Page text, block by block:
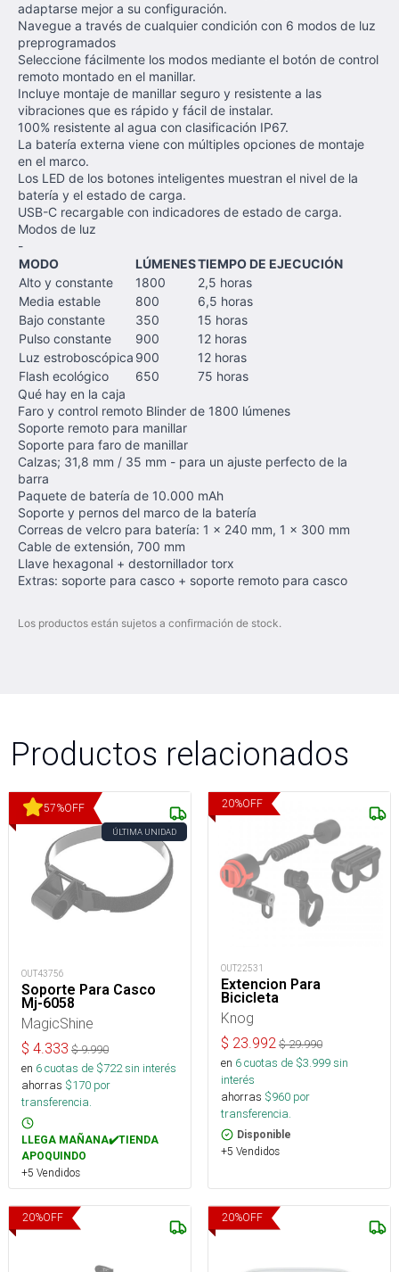
adaptarse mejor a su configuración.
Navegue a través de cualquier condición con 6 modos de luz
preprogramados
Seleccione fácilmente los modos mediante el botón de control
remoto montado en el manillar.
Incluye montaje de manillar seguro y resistente a las
vibraciones que es rápido y fácil de instalar.
100% resistente al agua con clasificación IP67.
La batería externa viene con múltiples opciones de montaje
en el marco.
Los LED de los botones inteligentes muestran el nivel de la
batería y el estado de carga.
USB-C recargable con indicadores de estado de carga.
Modos de luz
-
MODO
LÚMENESTIEMPO DE EJECUCIÓN
Alto y constante
1800
2,5 horas
Media estable
800
6,5 horas
Bajo constante
350
15 horas
Pulso constante
900
12 horas
Luz estroboscópica 900
12 horas
Flash ecológico
650
75 horas
Qué hay en la caja
Faro y control remoto Blinder de 1800 lúmenes
Soporte remoto para manillar
Soporte para faro de manillar
Calzas; 31,8 mm / 35 mm - para un ajuste perfecto de la
barra
Paquete de batería de 10.000 mAh
Soporte y pernos del marco de la batería
Correas de velcro para batería: 1 x 240 mm, 1 x 300 mm
Cable de extensión, 700 mm
Llave hexagonal + destornillador torx
Extras: soporte para casco + soporte remoto para casco
Los productos están sujetos a confirmación de stock.
Productos relacionados
57%OFF
ÚLTIMA UNIDAD
OUT43756
Soporte Para Casco
Mj-6058
MagicShine
$ 4.333 $9.990
en 6cuotas de $722sin interés
ahorras $170 por
transferencia.
LLEGA MAÑANA✔️TIENDA
APOQUINDO
+5 Vendidos
20%OFF
OUT22531
Extencion Para
Bicicleta
Knog
$ 23.992 $29.990
en 6cuotas de $3.999sin
interés
ahorras $960 por
transferencia.
Disponible
+5 Vendidos
20%OFF 20%OFF